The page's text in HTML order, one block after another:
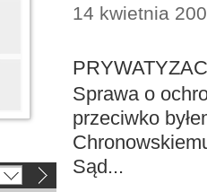
14 kwietnia
Sprawa o
przeciwko
Sąd...